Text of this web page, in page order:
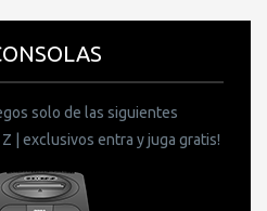
solo de las siguientes
| exclusivos entra y juga gratis!